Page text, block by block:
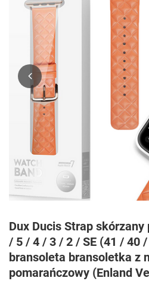
Dux Ducis Strap
/ 5 / 4 / 3 / 2 / SE (41 / 40
bransoleta bransoletka z
pomarańczowy (Enland